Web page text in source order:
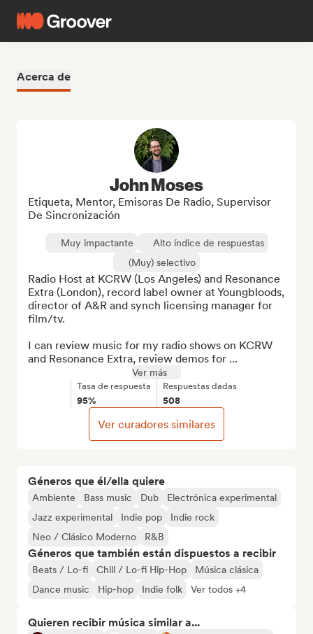
Acerca de
Géneros que él/ella quiere
Ambiente Bass music Dub
Electrónica experimental
Jazz experimental
Indie pop
Indie rock
Neo / Clásico Moderno
R&B
Géneros que también están dispuestos a recibir
Beats / Lo-fi Chill / Lo-fi Hip-Hop
Música clásica
Dance music
Hip-hop Indie folk Ver todos +4
Quieren recibir música similar a...
John Moses
Etiqueta, Mentor, Emisoras De Radio, Supervisor
De Sincronización
Muy impactante
Alto índice de respuestas
(Muy) selectivo
Radio Host at KCRW (Los Angeles) and Resonance
Extra (London), record label owner at Youngbloods,
director of A&R and synch licensing manager for
film/tv.
I can review music for my radio shows on KCRW
and Resonance Extra, review demos for ...
Ver más
Tasa de respuesta
95%
Respuestas dadas
508
Ver curadores similares